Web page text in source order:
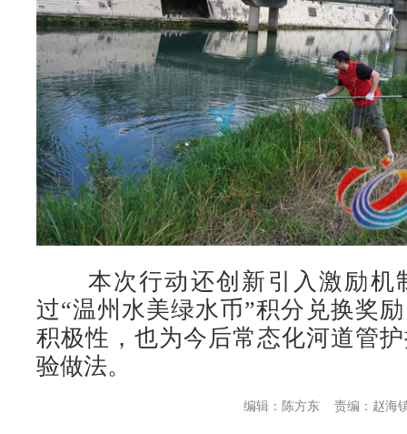
本次行动还创新引入激励机
过“温州水美绿水币”积分兑换奖
积极性，也为今后常态化河道管
验做法。
责编：赵海
编辑：陈方东